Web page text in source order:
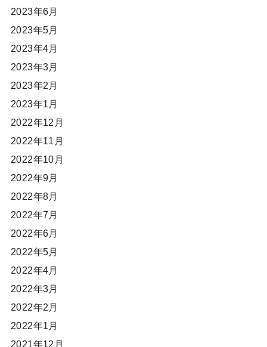
2023年6月
2023年5月
2023年4月
2023年3月
2023年2月
2023年1月
2022年12月
2022年11月
2022年10月
2022年9月
2022年8月
2022年7月
2022年6月
2022年5月
2022年4月
2022年3月
2022年2月
2022年1月
2021年12月